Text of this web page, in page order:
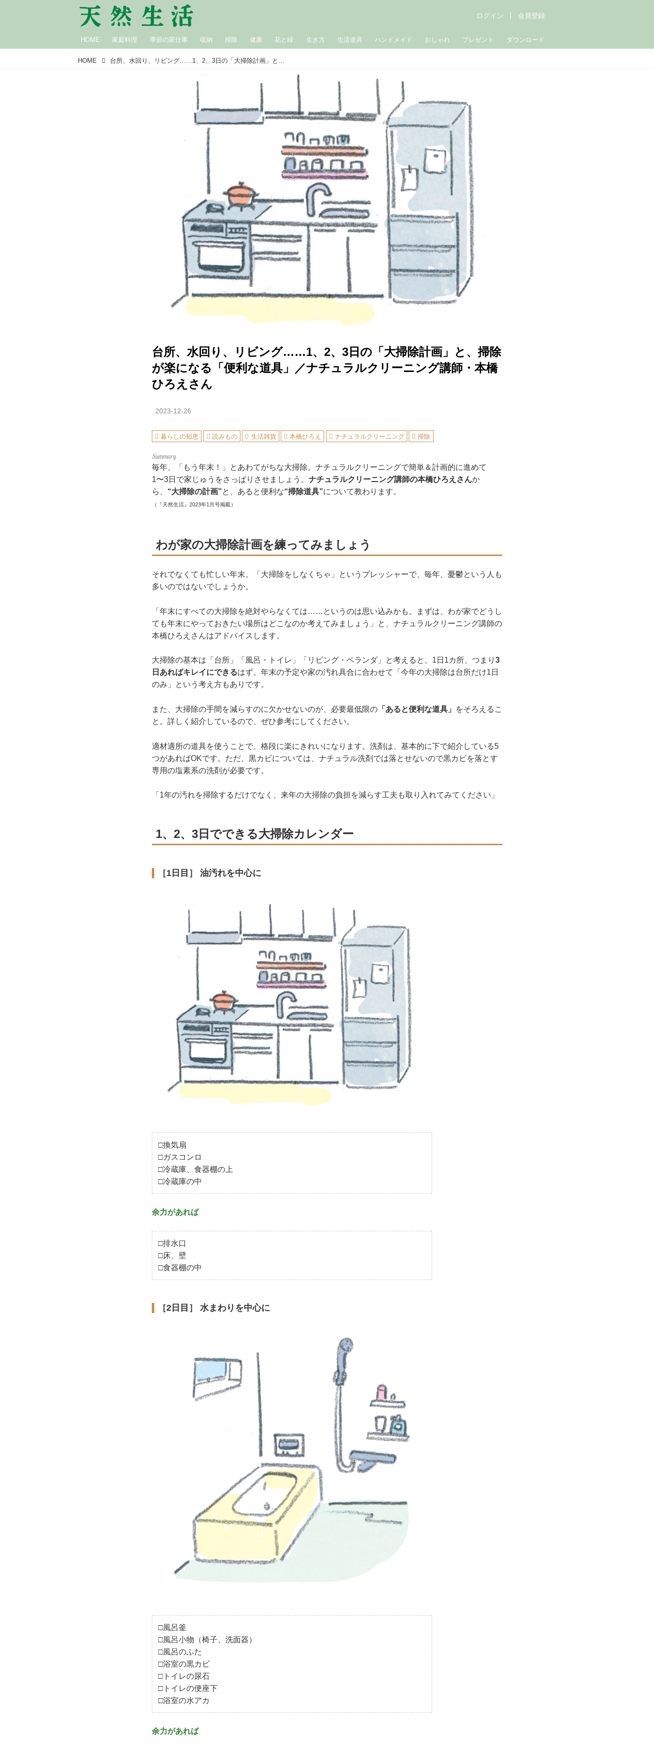
HOME 家庭料理 季節の家仕事 収納 掃除 健康 花と緑 生き方 生活道具 ハンドメイド おしゃれ プレゼント ダウンロード
ログイン 会員登録
HOME 台所、水回り、リビング……1、2、3日の「大掃除計画」と、掃除が楽になる「便利な道具」／ナチュラルクリーニング講師・本橋ひろえさん
台所、水回り、リビング……1、2、3日の「大掃除計画」と、掃除
が楽になる「便利な道具」／ナチュラルクリーニング講師・本橋
ひろえさん
2023-12-26
暮らしの知恵 読みもの 生活雑貨 本橋ひろえ ナチュラルクリーニング 掃除
毎年、「もう年末！」とあわてがちな大掃除。ナチュラルクリーニングで簡単＆計画的に進めて
1〜3日で家じゅうをさっぱりさせましょう。 ナチュラルクリーニング講師の本橋ひろえさんか
ら、 “大掃除の計画”と、あると便利な“掃除道具”について教わります。
（『天然生活』2023年1月号掲載）
わが家の大掃除計画を練ってみましょう
それでなくても忙しい年末。「大掃除をしなくちゃ」というプレッシャーで、毎年、憂鬱という人も
多いのではないでしょうか。
「年末にすべての大掃除を絶対やらなくては……というのは思い込みかも。まずは、わが家でどうし
ても年末にやっておきたい場所はどこなのか考えてみましょう」と、ナチュラルクリーニング講師の
本橋ひろえさんはアドバイスします。
大掃除の基本は「台所」「風呂・トイレ」「リビング・ベランダ」と考えると、1日1カ所、つまり 3
日あればキレイにできるはず。年末の予定や家の汚れ具合に合わせて「今年の大掃除は台所だけ1日
のみ」という考え方もありです。
また、大掃除の手間を減らすのに欠かせないのが、必要最低限の 「あると便利な道具」
をそろえるこ
と。詳しく紹介しているので、ぜひ参考にしてください。
適材適所の道具を使うことで、格段に楽にきれいになります。洗剤は、基本的に下で紹介している5
つがあればOKです。ただ、黒カビについては、ナチュラル洗剤では落とせないので黒カビを落とす
専用の塩素系の洗剤が必要です。
「1年の汚れを掃除するだけでなく、来年の大掃除の負担を減らす工夫も取り入れてみてください」
1、2、3日でできる大掃除カレンダー
［1日目］ 油汚れを中心に
□換気扇
□ガスコンロ
□冷蔵庫、食器棚の上
□冷蔵庫の中
余力があれば
□排水口
□床、壁
□食器棚の中
［2日目］ 水まわりを中心に
□風呂釜
□風呂小物（椅子、洗面器）
□風呂のふた
□浴室の黒カビ
□トイレの尿石
□トイレの便座下
□浴室の水アカ
余力があれば